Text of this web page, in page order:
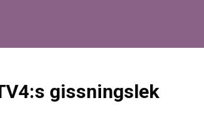
gissningslek